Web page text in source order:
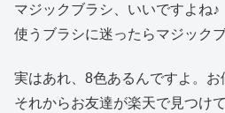
マジックブラシ、いいですよね♪
使うブラシに迷ったらマジックブ
実はあれ、8色あるんですよ。
それからお友達が楽天で見つけ